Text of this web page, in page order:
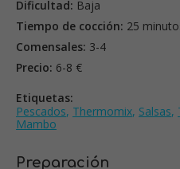
Dificultad: Baja
Tiempo de cocción: 25
Comensales: 3-4
Precio: 6-8 €
Etiquetas:
Pescados, Thermomix, Salsas,
Mambo
Preparación